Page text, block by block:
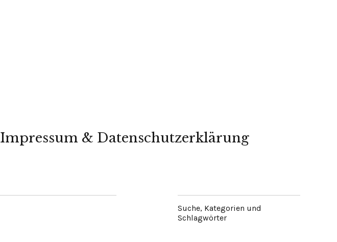
Impressum & Datenschutzerklärung
Suche, Kategorien und
Schlagwörter